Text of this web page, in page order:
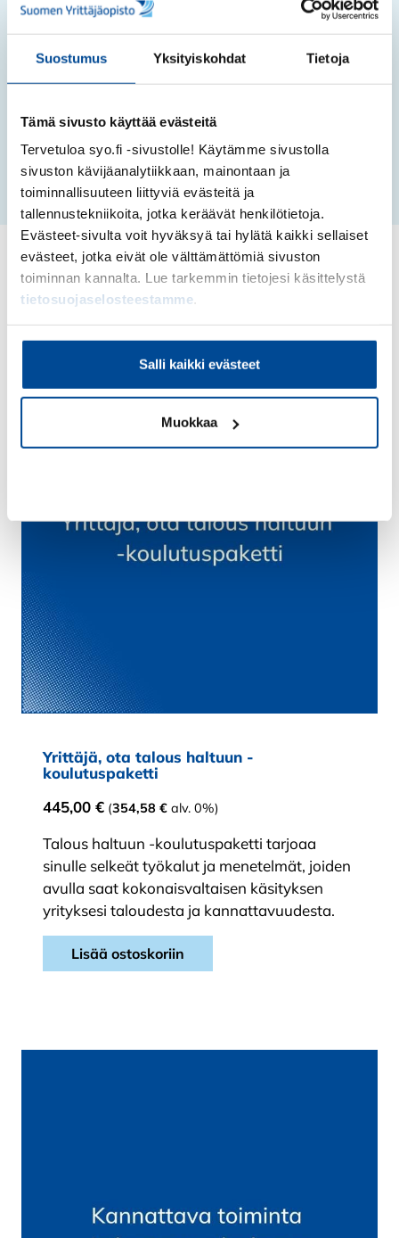
Suostumus Yksityiskohdat Tietoja
Tämä sivusto käyttää evästeitä
Tervetuloa syo.fi -sivustolle! Käytämme sivustolla
sivuston kävijäanalytiikkaan, mainontaan ja
toiminnallisuuteen liittyviä evästeitä ja
tallennustekniikoita, jotka keräävät henkilötietoja.
Evästeet-sivulta voit hyväksyä tai hylätä kaikki sellaiset
evästeet, jotka eivät ole välttämättömiä sivuston
toiminnan kannalta. Lue tarkemmin tietojesi käsittelystä
tietosuojaselosteestamme.
Salli kaikki evästeet
Muokkaa
Övermark Kirsi
liiketoiminnan kouluttaja
kirsi.overmark@syo.fi
Sinua saattaa
kiinnostaa
Yrittäjä, ota talous haltuun -
koulutuspaketti
445,00 € (354,58 € alv. 0%)
Talous haltuun -koulutuspaketti tarjoaa
sinulle selkeät työkalut ja menetelmät, joiden
avulla saat kokonaisvaltaisen käsityksen
yrityksesi taloudesta ja kannattavuudesta.
Lisää ostoskoriin